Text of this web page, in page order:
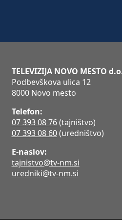
TELEVIZIJA NOVO MESTO
Podbevškova ulica 12
8000 Novo mesto
Telefon:
07 393 08 76(tajništvo)
07 393 08 60(uredništvo)
E-naslov:
tajnistvo@tv-nm.si
uredniki@tv-nm.si